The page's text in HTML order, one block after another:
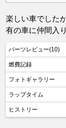
楽しい車でした
有の車に仲間入
パーツレビュー(10)
燃費記録
フォトギャラリー
ラップタイム
ヒストリー